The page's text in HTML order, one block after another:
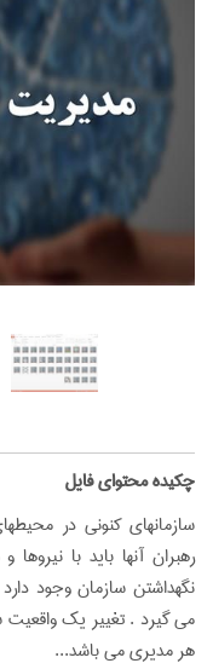
‌چکیده محتوای فایل
سازمانهای کنونی در
رهبران آنها باید با
نگهداشتن سازمان وجود
می گیرد . تغییر یک واقعیت
هر مدیری می باشد...